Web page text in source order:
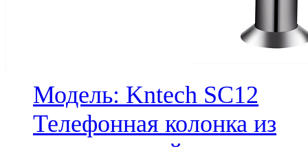
Модель: Kntech SC12
Телефонная колонка из